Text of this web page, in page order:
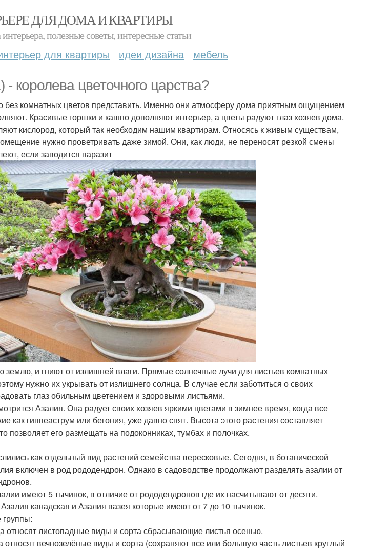
ДЛЯ ДОМА И КВАРТИРЫ
полезные советы, интересные статьи
для квартиры идеи дизайна мебель
королева цветочного царства?
комнатных цветов представить. Именно они атмосферу дома приятным ощущением
Красивые горшки и кашпо дополняют интерьер, а цветы радуют глаз хозяев дома.
кислород, который так необходим нашим квартирам. Относясь к живым существам,
нужно проветривать даже зимой. Они, как люди, не переносят резкой смены
если заводится паразит
землю, и гниют от излишней влаги. Прямые солнечные лучи для листьев комнатных
нужно их укрывать от излишнего солнца. В случае если заботиться о своих
глаз обильным цветением и здоровыми листьями.
Азалия. Она радует своих хозяев яркими цветами в зимнее время, когда все
как гиппеаструм или бегония, уже давно спят. Высота этого растения составляет
позволяет его размещать на подоконниках, тумбах и полочках.
как отдельный вид растений семейства вересковые. Сегодня, в ботанической
включен в род рододендрон. Однако в садоводстве продолжают разделять азалии от
имеют 5 тычинок, в отличие от рододендронов где их насчитывают от десяти.
канадская и Азалия вазея которые имеют от 7 до 10 тычинок.
группы:
относят листопадные виды и сорта сбрасывающие листья осенью.
вечнозелёные виды и сорта (сохраняют все или большую часть листьев круглый